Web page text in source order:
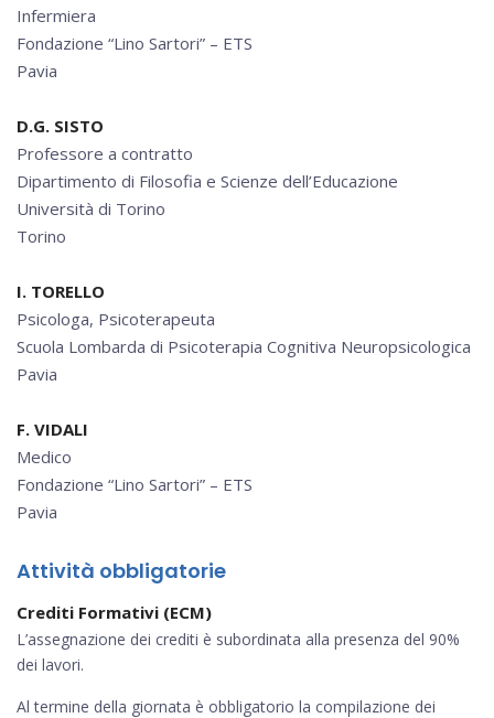
Infermiera
Fondazione “Lino Sartori” – ETS
Pavia
D.G. SISTO
Professore a contratto
Dipartimento di Filosofia e Scienze dell’Educazione
Università di Torino
Torino
I. TORELLO
Psicologa, Psicoterapeuta
Scuola Lombarda di Psicoterapia Cognitiva Neuropsicologica
Pavia
F. VIDALI
Medico
Fondazione “Lino Sartori” – ETS
Pavia
Attività obbligatorie
Crediti Formativi (ECM)
L’assegnazione dei crediti è subordinata alla presenza del 90%
dei lavori.
Al termine della giornata è obbligatorio la compilazione dei